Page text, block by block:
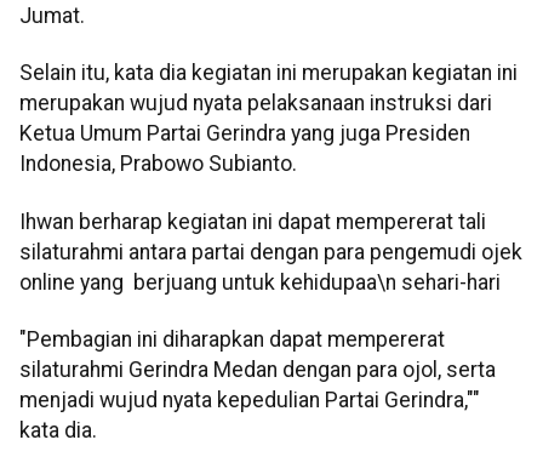
Jumat.
Selain itu, kata dia kegiatan ini merupakan kegiatan ini
merupakan wujud nyata pelaksanaan instruksi dari
Ketua Umum Partai Gerindra yang juga Presiden
Indonesia, Prabowo Subianto.
Ihwan berharap kegiatan ini dapat mempererat tali
silaturahmi antara partai dengan para pengemudi ojek
online yang berjuang untuk kehidupaa\n sehari-hari
"Pembagian ini diharapkan dapat mempererat
silaturahmi Gerindra Medan dengan para ojol, serta
menjadi wujud nyata kepedulian Partai Gerindra,""
kata dia.